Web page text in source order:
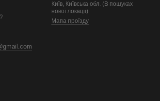
Київ, Київська обл. (В пошуках
нової локації)
Мапа проїзду